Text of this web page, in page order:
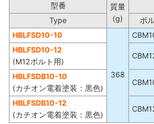
型番
質量
(g)
Type
ボ
HBLFSD10-10
368
HBLFSD10-12
(M12ボルト用)
HBLFSDB10-10
(カチオン電着塗装：黒色)
HBLFSDB10-12
(カチオン電着塗装：黒色)